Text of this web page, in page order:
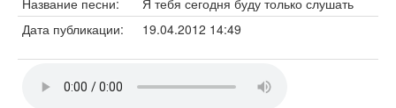
Название песни:
Я тебя сегодня буду только слушать
Дата публикации:
19.04.2012 14:49